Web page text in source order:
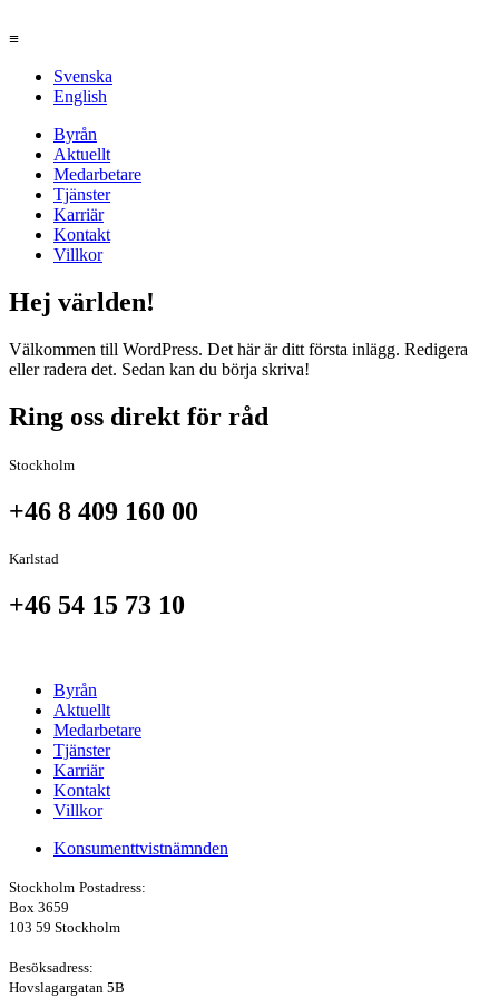
≡
Svenska
English
Byrån
Aktuellt
Medarbetare
Tjänster
Karriär
Kontakt
Villkor
Hej världen!
Välkommen till WordPress. Det här är ditt första inlägg. Redigera
eller radera det. Sedan kan du börja skriva!
Ring oss direkt för råd
Stockholm
+46 8 409 160 00
Karlstad
+46 54 15 73 10
Byrån
Aktuellt
Medarbetare
Tjänster
Karriär
Kontakt
Villkor
Konsumenttvistnämnden
Stockholm Postadress:
Box 3659
103 59 Stockholm
Besöksadress:
Hovslagargatan 5B